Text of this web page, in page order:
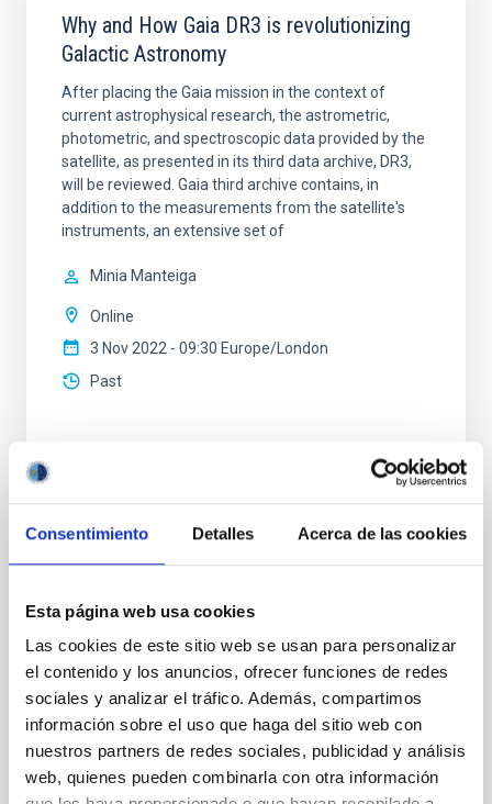
Consentimiento Detalles Acerca de las cookies
Esta página web usa cookies
Las cookies de este sitio web se usan para personalizar
el contenido y los anuncios, ofrecer funciones de redes
sociales y analizar el tráfico. Además, compartimos
información sobre el uso que haga del sitio web con
nuestros partners de redes sociales, publicidad y análisis
web, quienes pueden combinarla con otra información
Why and How Gaia DR3 is revolutionizing
Galactic Astronomy
After placing the Gaia mission in the context of
current astrophysical research, the astrometric,
photometric, and spectroscopic data provided by the
satellite, as presented in its third data archive, DR3,
will be reviewed. Gaia third archive contains, in
addition to the measurements from the satellite's
instruments, an extensive set of
Minia Manteiga
Online
3 Nov 2022 - 09:30 Europe/London
Past
En marzo de 106 AD el Reino Nabateo fue anexado
por el emperador Trajano creando la nueva provincia
de Arabia (Petraea). Nabatea y su antigua capital, la
ciudad rosa de Petra, ha sido uno de nuestros
campaña de campo en la región en 1996, hace ahora
20 años. En 2011 se llevó a cabo una campaña